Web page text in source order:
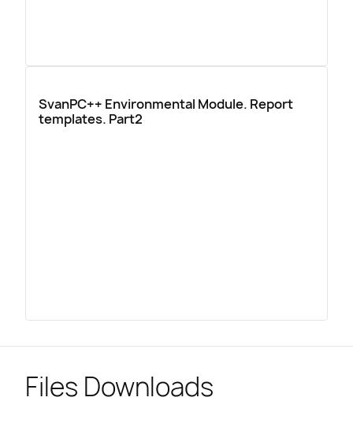
SvanPC++ Environmental Module. Report
templates. Part2
Files Downloads